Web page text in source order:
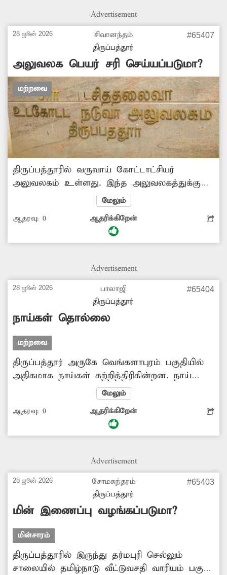
சீரமைக்க அதிகாரிகள் நடவடிக்கை எடுக்க
Advertisement
28 ஜூன் 2026
சிவானந்தம்
திருப்பத்தூர்
#65407
அலுவலக பெயர் சரி செய்யப்படுமா?
மற்றவை
திருப்பத்தூரில் வருவாய் கோட்டாட்சியர்
அலுவலகம் உள்ளது. இந்த அலுவலகத்துக்கு
தினமும் பொதுமக்கள் பலர் வந்து
செல்கின்றனர். வருவாய் கோட்டாட்சியர்
அலுவலக நுழைவு வாயிலில் பெயர்
எழுதப்பட்டுள்ளது. இந்தப் பெயரில் உள்ள
சரிசெய்ய சம்பந்தப்பட்ட அதிகாரிகள்
திருப்பத்தூர்.
மேலும்
ஆதரவு: 0 ஆதரிக்கிறேன்
Advertisement
28 ஜூன் 2026
பாலாஜி
திருப்பத்தூர்
#65404
நாய்கள் தொல்லை
மற்றவை
திருப்பத்தூர் அருகே வெங்களாபுரம் பகுதியில்
அதிகமாக நாய்கள் சுற்றித்திரிகின்றன. நாய்
தொல்லையால் வாகன ஓட்டிகள், சிறுவர்,
சிறுமிகள், வயது முதிர்ந்தவர்கள்
சிரமப்படுகின்றனர். நாய்கள் தொல்லையை
கட்டுப்படுத்த நகராட்சி நிர்வாகம் நடவடிக்கை
மேலும்
ஆதரவு: 0 ஆதரிக்கிறேன்
Advertisement
28 ஜூன் 2026
சோமசுந்தரம்
திருப்பத்தூர்
#65403
மின் இணைப்பு வழங்கப்படுமா?
மின்சாரம்
திருப்பத்தூரில் இருந்து தர்மபுரி செல்லும்
சாலையில் தமிழ்நாடு வீட்டுவசதி வாரியம் பகுதி